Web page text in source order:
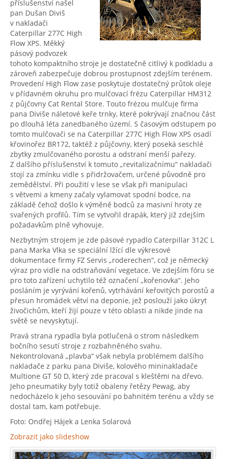
příslušenství našel
pan Dušan Diviš
v nakladači
Caterpillar 277C High
Flow XPS. Měkký
pásový podvozek
tohoto kompaktního stroje je dostatečně citlivý k podkladu a
zároveň zabezpečuje dobrou prostupnost zdejším terénem.
Provedení High Flow zase poskytuje dostatečný průtok oleje
v přídavném okruhu pro mulčovací frézu Caterpillar HM312
z půjčovny Cat Rental Store. Touto frézou mulčuje firma
pana Diviše náletové keře trnky, které pokrývají značnou část
po dlouhá léta zanedbaného území. S časovým odstupem po
tomto mulčovači se na Caterpillar 277C High Flow XPS osadí
křovinořez BR172, taktéž z půjčovny, který poseká seschlé
zbytky zmulčovaného porostu a odstraní menší pařezy.
Z dalšího příslušenství k tomuto „revitalizačnímu“ nakladači
stojí za zmínku vidle s přidržovačem, určené původně pro
zemědělství. Při použití v lese se však při manipulaci
s větvemi a kmeny začaly vylamovat spodní bodce, na
základě čehož došlo k výměně bodců za masivní hroty ze
svařených profilů. Tím se vytvořil drapák, který již zdejším
požadavkům plně vyhovuje.
Nezbytným strojem je zde pásové rypadlo Caterpillar 312C L
pana Marka Vlka se speciální lžící dle výkresové
dokumentace firmy FZ Servis „roderechen“, což je německý
výraz pro vidle na odstraňování vegetace. Ve zdejším fóru se
pro toto zařízení uchytilo též označení „kořenovka“. Jeho
posláním je vyrývání kořenů, vytrhávání keřovitých porostů a
přesun hromádek větví na deponie, jež poslouží jako úkryt
živočichům, kteří žijí pouze v této oblasti a nikde jinde na
světě se nevyskytují.
Pravá strana rypadla byla potlučená o strom následkem
bočního sesutí stroje z rozbahněného svahu.
Nekontrolovaná „plavba“ však nebyla problémem dalšího
nakladače z parku pana Diviše, kolového mininakladače
Multione GT 50 D, který zde pracoval s kleštěmi na dřevo.
Jeho pneumatiky byly totiž obaleny řetězy Pewag, aby
nedocházelo k jeho sesouvání po bahnitém terénu a vždy se
dostal tam, kam potřebuje.
Foto: Ondřej Hájek a Lenka Solarová
Zobrazit jako slideshow